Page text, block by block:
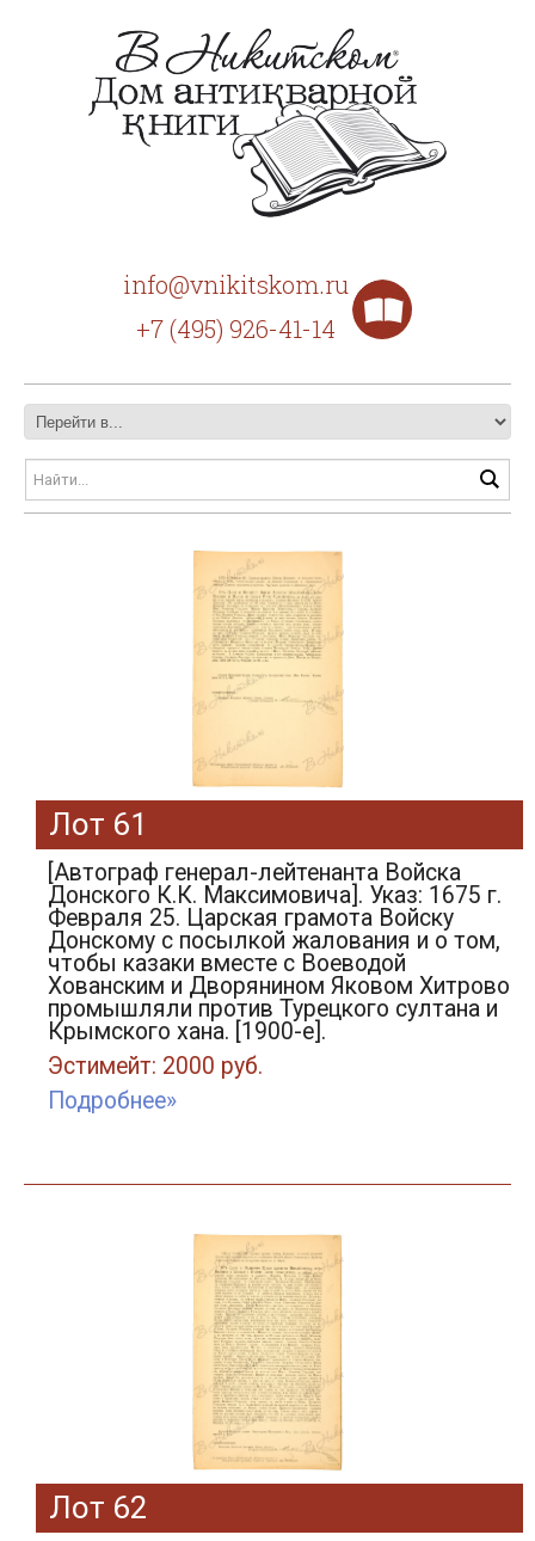
info@vnikitskom.ru
+7 (495) 926-41-14
Лот 61
[Автограф генерал-лейтенанта Войска
Донского К.К. Максимовича]. Указ: 1675 г.
Февраля 25. Царская грамота Войску
Донскому с посылкой жалования и о том,
чтобы казаки вместе с Воеводой
Хованским и Дворянином Яковом Хитрово
промышляли против Турецкого султана и
Крымского хана. [1900-е].
Эстимейт: 2000 руб.
Подробнее»
Лот 62